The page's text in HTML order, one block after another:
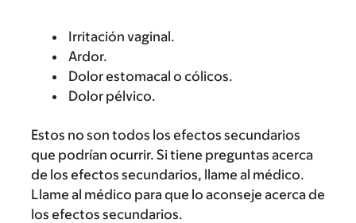
Irritación vaginal.
Ardor.
Dolor estomacal o cólicos.
Dolor pélvico.
Estos no son todos los efectos secundarios
que podrían ocurrir. Si tiene preguntas acerca
de los efectos secundarios, llame al médico.
Llame al médico para que lo aconseje acerca de
los efectos secundarios.